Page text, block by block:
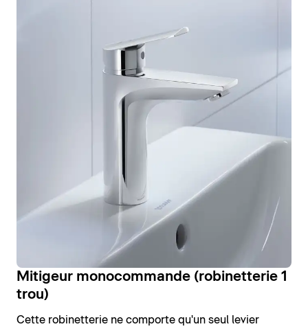
Mitigeur monocommande (robinetterie 1
trou)
Cette robinetterie ne comporte qu'un seul levier